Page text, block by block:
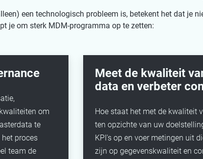
een technologisch probleem is, betekent het dat je
je om sterk MDM-programma op te zetten:
om
te
proces
team de
Meet de kwaliteit
data en verbeter
Hoe staat het met de kwaliteit
ten opzichte van uw
KPI's op en voer metingen uit
zijn op gegevenskwaliteit en